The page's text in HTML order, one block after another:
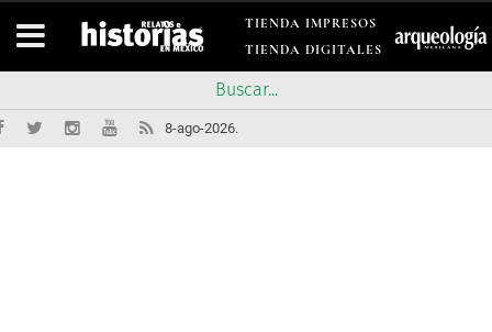
TIENDA IMPRESOS
TIENDA DIGITALES
8-ago-2026.